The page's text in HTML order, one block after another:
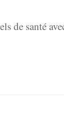
de santé